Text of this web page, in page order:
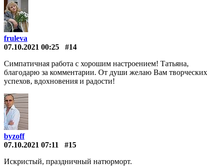
fruleva
07.10.2021 00:25
#14
Симпатичная работа с хорошим настроением! Татьяна,
благодарю за комментарии. От души желаю Вам творческих
успехов, вдохновения и радости!
byzoff
07.10.2021 07:11
#15
Искристый, праздничный натюрморт.